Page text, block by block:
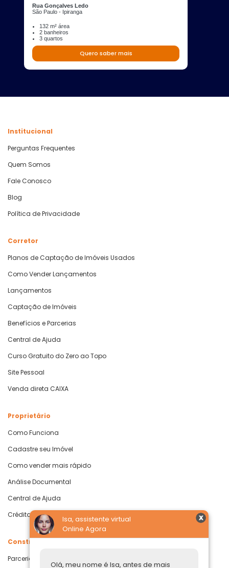
Rua Gonçalves Ledo
São Paulo - Ipiranga
132 m² área
2 banheiros
3 quartos
Quero saber mais
Isa, assistente virtual
Online Agora
Olá, meu nome é Isa, antes de mais
Institucional
Perguntas Frequentes
Quem Somos
Fale Conosco
Blog
Política de Privacidade
Corretor
Planos de Captação de Imóveis Usados
Como Vender Lançamentos
Lançamentos
Captação de Imóveis
Benefícios e Parcerias
Central de Ajuda
Curso Gratuito do Zero ao Topo
Site Pessoal
Venda direta CAIXA
Proprietário
Como Funciona
Cadastre seu Imóvel
Como vender mais rápido
Análise Documental
Central de Ajuda
Crédito com Garantia de Imóvel
Construtoras
Parcerias Imobiliárias